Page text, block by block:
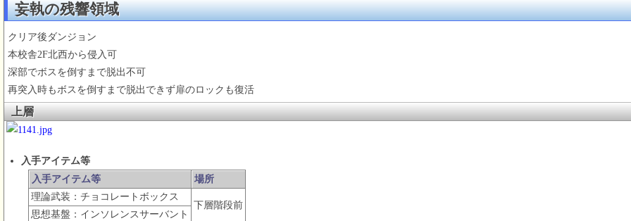
妄執の残響領域
クリア後ダンジョン
本校舎2F北西から侵入可
深部でボスを倒すまで脱出不可
再突入時もボスを倒すまで脱出できず扉のロックも復活
上層
入手アイテム等
入手アイテム等
場所
理論武装：チョコレートボックス
下層階段前
思想基盤：インソレンスサーバント